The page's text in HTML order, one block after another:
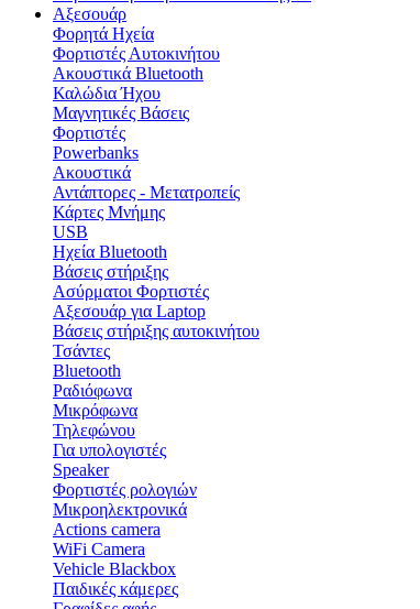
Αξεσουάρ
Φορητά Ηχεία
Φορτιστές Αυτοκινήτου
Ακουστικά Bluetooth
Καλώδια Ήχου
Μαγνητικές Βάσεις
Φορτιστές
Powerbanks
Ακουστικά
Αντάπτορες - Μετατροπείς
Κάρτες Μνήμης
USB
Ηχεία Bluetooth
Βάσεις στήριξης
Ασύρματοι Φορτιστές
Αξεσουάρ για Laptop
Βάσεις στήριξης αυτοκινήτου
Τσάντες
Bluetooth
Ραδιόφωνα
Μικρόφωνα
Τηλεφώνου
Για υπολογιστές
Speaker
Φορτιστές ρολογιών
Μικροηλεκτρονικά
Actions camera
WiFi Camera
Vehicle Blackbox
Παιδικές κάμερες